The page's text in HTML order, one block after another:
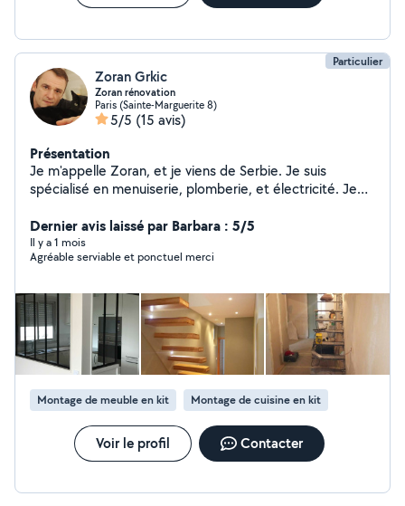
Particulier
Zoran Grkic
Zoran rénovation
Paris (Sainte-Marguerite 8)
5/5 (15 avis)
Présentation
Je m'appelle Zoran, et je viens de Serbie. Je suis
spécialisé en menuiserie, plomberie, et électricité. Je
rénovation. Quand je ne travaille pas, je profite du
conducteur de travaux, Monsieur Chat présent sur la
photo, et de mon épouse.
Dernier avis laissé par Barbara : 5/5
Il y a 1 mois
Agréable serviable et ponctuel merci
Montage de meuble en kit Montage de cuisine en kit
Voir le profil Contacter